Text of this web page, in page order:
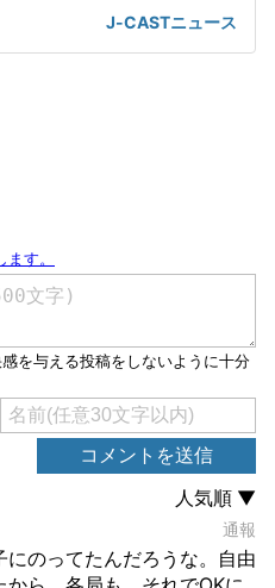
J-CASTニュース